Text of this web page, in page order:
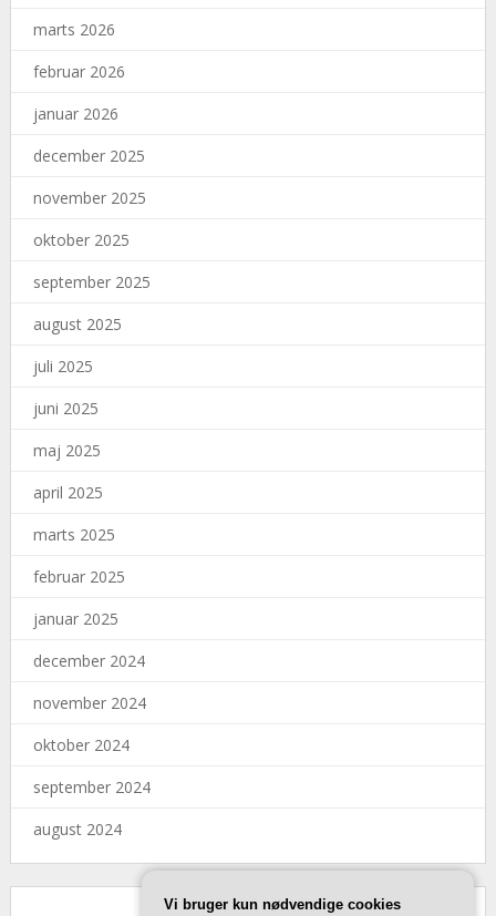
marts 2026
februar 2026
januar 2026
december 2025
november 2025
oktober 2025
september 2025
august 2025
juli 2025
juni 2025
maj 2025
april 2025
marts 2025
februar 2025
januar 2025
december 2024
november 2024
oktober 2024
september 2024
august 2024
Vi bruger kun nødvendige cookies